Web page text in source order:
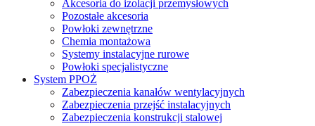
Akcesoria do izolacji przemysłowych
Pozostałe akcesoria
Powłoki zewnętrzne
Chemia montażowa
Systemy instalacyjne rurowe
Powłoki specjalistyczne
System PPOŻ
Zabezpieczenia kanałów wentylacyjnych
Zabezpieczenia przejść instalacyjnych
Zabezpieczenia konstrukcji stalowej